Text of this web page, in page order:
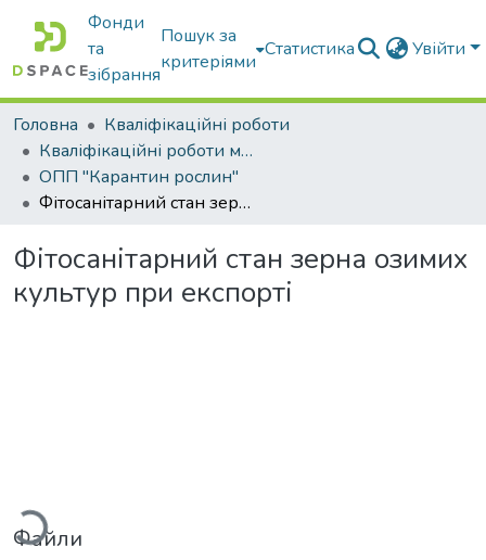
Фонди
та
зібрання
Пошук за
критеріями
Статистика Увійти
Головна
Кваліфікаційні роботи
Кваліфікаційні роботи магістрів
ОПП "Карантин рослин"
Фітосанітарний стан зерна озимих культур при експорті
Фітосанітарний стан зерна озимих
культур при експорті
Файли